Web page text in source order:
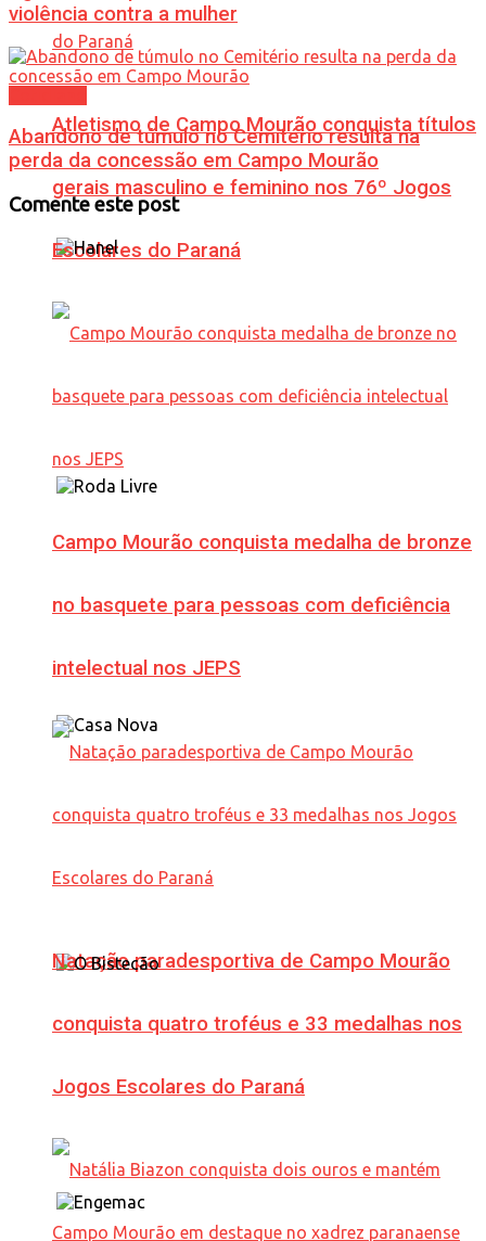
Atletismo de Campo Mourão conquista títulos
gerais masculino e feminino nos 76º Jogos
Escolares do Paraná
Campo Mourão conquista medalha de bronze
no basquete para pessoas com deficiência
intelectual nos JEPS
Natação paradesportiva de Campo Mourão
conquista quatro troféus e 33 medalhas nos
Jogos Escolares do Paraná
violência contra a mulher
Abandono de túmulo no Cemitério resulta na
perda da concessão em Campo Mourão
Comente este post